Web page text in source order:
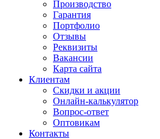
Производство
Гарантия
Портфолио
Отзывы
Реквизиты
Вакансии
Карта сайта
Клиентам
Скидки и акции
Онлайн-калькулятор
Вопрос-ответ
Оптовикам
Контакты